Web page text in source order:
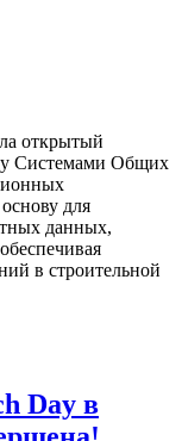
открытый
Системами Общих
для
данных,
в строительной
Day в